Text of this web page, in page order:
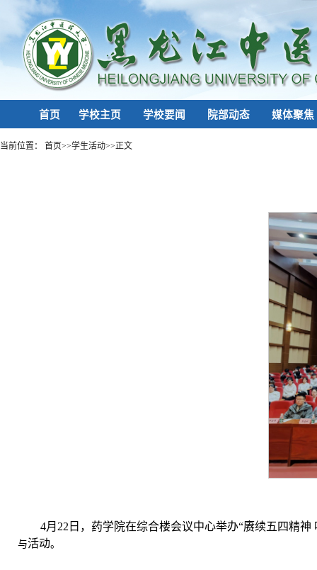
首页 学校主页 学校要闻 院部动态 媒体聚焦
当前位置： 首页>>学生活动>>正文
4月22日，药学院在综合楼会议中心举办“赓续五四精
与活动。